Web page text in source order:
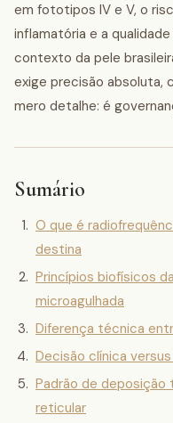
em fototipos IV e V, o
inflamatória e a
contexto da pele
exige precisão absoluta,
mero detalhe: é
Sumário
O que é
destina
Princípios biofísicos
microagulhada
Diferença técnica
Decisão clínica
Padrão de deposição
reticular